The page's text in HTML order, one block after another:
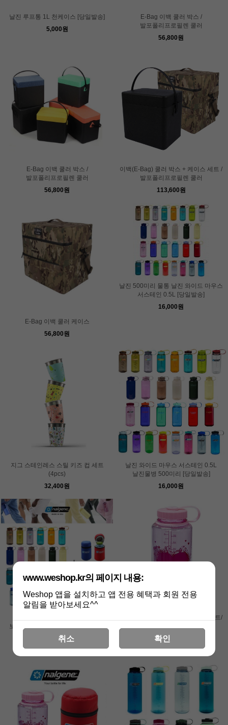
날진 루프통 1L 천케이스 [당일발송]
5,000원
E-Bag 이백 쿨러 박스 /
발포폴리프로필렌 쿨러
56,800원
E-Bag 이백 쿨러 박스 /
발포폴리프로필렌 쿨러
56,800원
이백(E-Bag) 쿨러 박스 + 케이스 세트 /
발포폴리프로필렌 쿨러
113,600원
E-Bag 이백 쿨러 케이스
56,800원
날진 500미리 물통 날진 와이드 마우스
서스테인 0.5L [당일발송]
16,000원
지그 스테인레스 스틸 키즈 컵 세트
(4pcs)
32,400원
날진 와이드 마우스 서스테인 0.5L
날진물병 500미리 [당일발송]
16,000원
보온보냉 케이스 세트 / 날진0.5세트
[당일발송]
날진 트라이탄 루프통 1리터 핑크하트/
17,600원
www.weshop.kr의 페이지 내용:
Weshop 앱을 설치하고 앱 전용 혜택과 회원 전용
알림을 받아보세요^^
취소 확인